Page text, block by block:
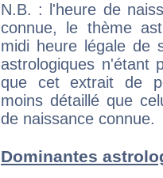
N.B. : l'heure de
connue, le thème
midi heure légale de
astrologiques n'étant
que cet extrait de
moins détaillé que
de naissance connue.
Dominantes